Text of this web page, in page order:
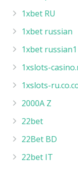
1xbet RU
1xbet russian
1xbet russian1
1xslots-
1xslots-
2000A Z
22bet
22Bet BD
22bet IT